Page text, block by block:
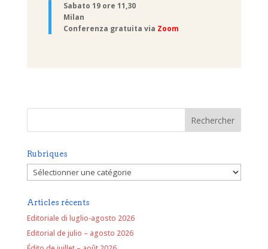
Sabato 19 ore 11,30
Milan
Conferenza gratuita via Zoom
Rubriques
Rubriques
Articles récents
Editoriale di luglio-agosto 2026
Editorial de julio – agosto 2026